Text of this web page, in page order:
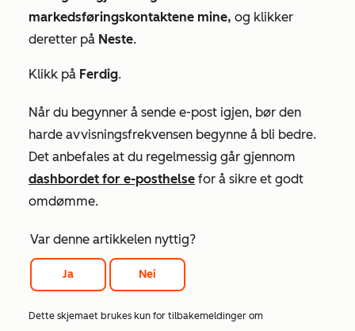
markedsføringskontaktene mine, og klikker
deretter på Neste.
Klikk på Ferdig.
Når du begynner å sende e-post igjen, bør den
harde avvisningsfrekvensen begynne å bli bedre.
Det anbefales at du regelmessig går gjennom
dashbordet for e-posthelse for å sikre et godt
omdømme.
Var denne artikkelen nyttig?
Ja Nei
Dette skjemaet brukes kun for tilbakemeldinger om